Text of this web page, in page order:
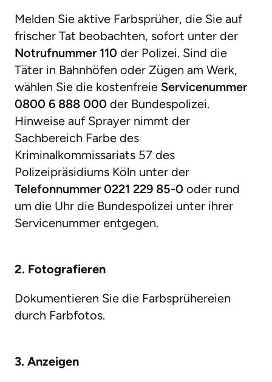
Melden Sie aktive Farbsprüher, die Sie auf
frischer Tat beobachten, sofort unter der
Notrufnummer 110 der Polizei. Sind die
Täter in Bahnhöfen oder Zügen am Werk,
wählen Sie die kostenfreie Servicenummer
0800 6 888 000 der Bundespolizei.
Hinweise auf Sprayer nimmt der
Sachbereich Farbe des
Kriminalkommissariats 57 des
Polizeipräsidiums Köln unter der
Telefonnummer 0221 229 85-0 oder rund
um die Uhr die Bundespolizei unter ihrer
Servicenummer entgegen.
2. Fotografieren
Dokumentieren Sie die Farbsprühereien
durch Farbfotos.
3. Anzeigen